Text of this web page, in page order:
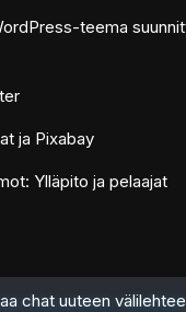
teema
ja Pixabay
Ylläpito ja pelaajat
chat uuteen